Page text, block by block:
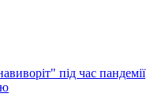
під час пандемії